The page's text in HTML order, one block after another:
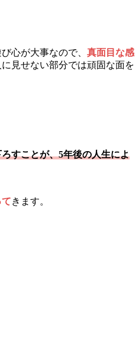
心が大事なので、 真面目な感
見せない部分では頑固な面を
すことが、5年後の人生によ
きます。